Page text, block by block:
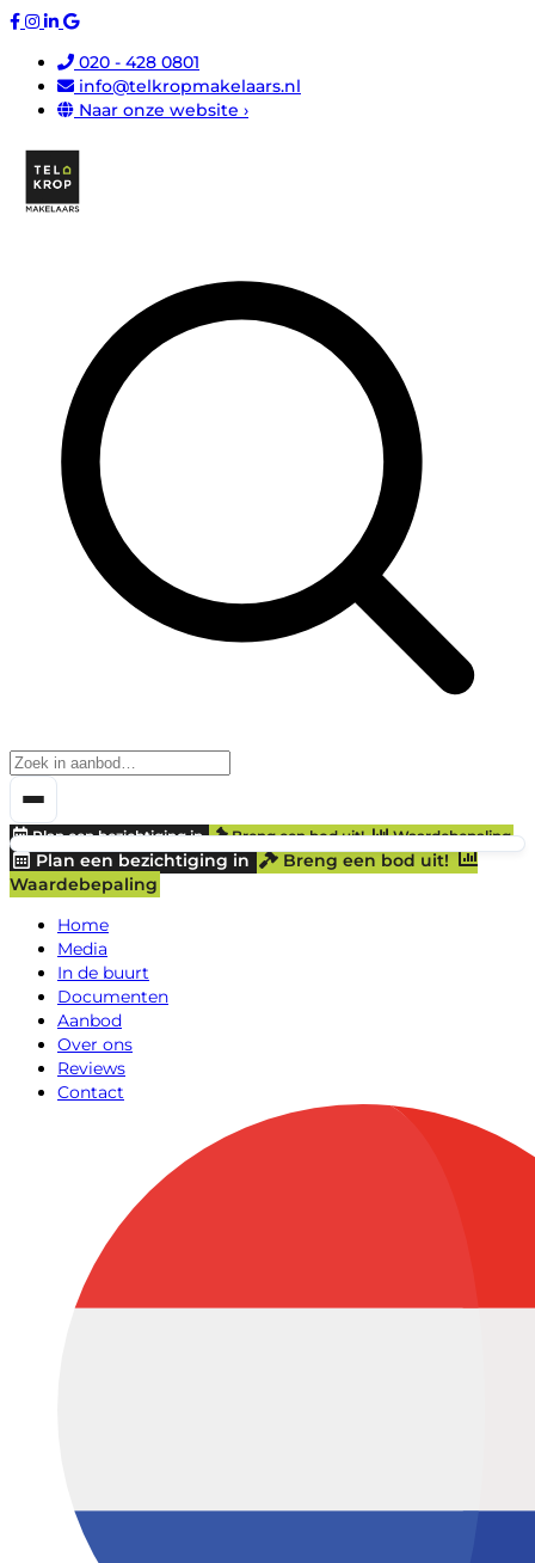
020 - 428 0801
info@telkropmakelaars.nl
Naar onze website ›
Plan een bezichtiging in Breng een bod uit! Waardebepaling
Plan een bezichtiging in
Breng een bod uit!
Waardebepaling
Home
Media
In de buurt
Documenten
Aanbod
Over ons
Reviews
Contact